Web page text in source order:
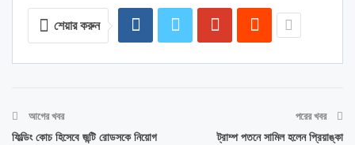
শেয়ার করুন
আগের খবর
ফিল্ডিং কোচ হিসেবে জন্টি রোডসকে নিয়োগ
পরের খবর
ট্রাম্প পতনে সামিল হলেন প্রিয়াঙ্কা